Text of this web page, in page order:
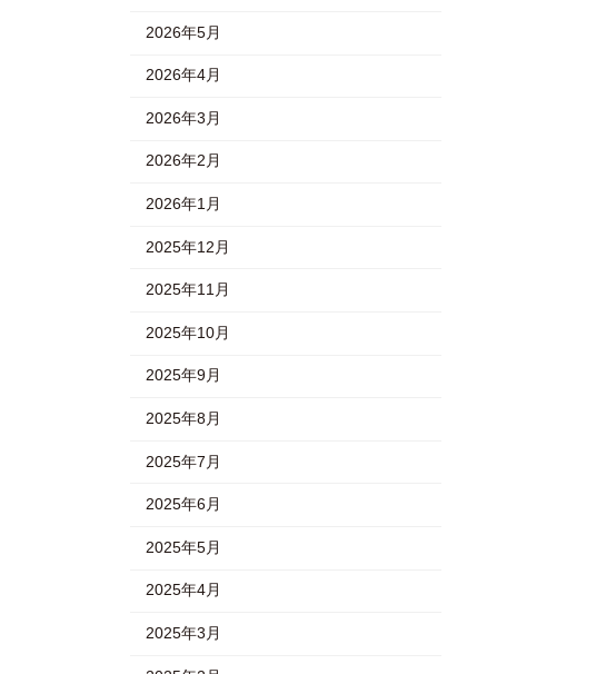
2026年5月
2026年4月
2026年3月
2026年2月
2026年1月
2025年12月
2025年11月
2025年10月
2025年9月
2025年8月
2025年7月
2025年6月
2025年5月
2025年4月
2025年3月